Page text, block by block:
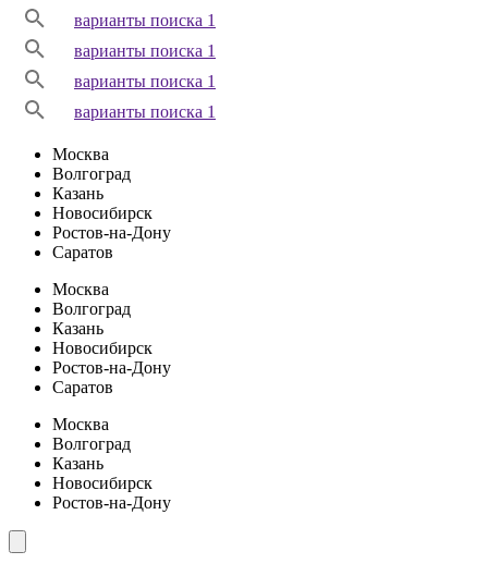
варианты поиска 1
варианты поиска 1
варианты поиска 1
варианты поиска 1
Москва
Волгоград
Казань
Новосибирск
Ростов-на-Дону
Саратов
Москва
Волгоград
Казань
Новосибирск
Ростов-на-Дону
Саратов
Москва
Волгоград
Казань
Новосибирск
Ростов-на-Дону